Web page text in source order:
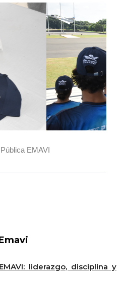
EMAVI
liderazgo, disciplina y